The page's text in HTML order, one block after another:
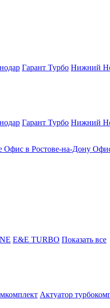
Гарант Турбо Нижний
Гарант Турбо Нижний
Офис в Ростове-на-Дону
E&E TURBO Показать все
Актуатор